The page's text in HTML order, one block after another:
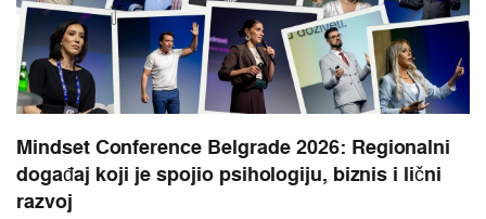
Mindset Conference Belgrade 2026: Regionalni
događaj koji je spojio psihologiju, biznis i lični
razvoj